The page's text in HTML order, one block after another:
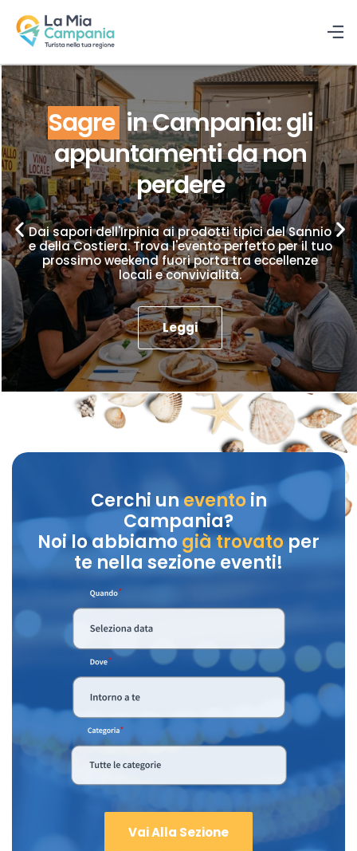
Sagre in Campania: gli
appuntamenti da non
perdere
Dai sapori dell'Irpinia ai prodotti tipici del Sannio
e della Costiera. Trova l'evento perfetto per il tuo
prossimo weekend fuori porta tra eccellenze
locali e convivialità.
Leggi
Cerchi unevento in
Campania?
Noi lo abbiamo già trovatoper
te nella sezione eventi!
Vai Alla Sezione